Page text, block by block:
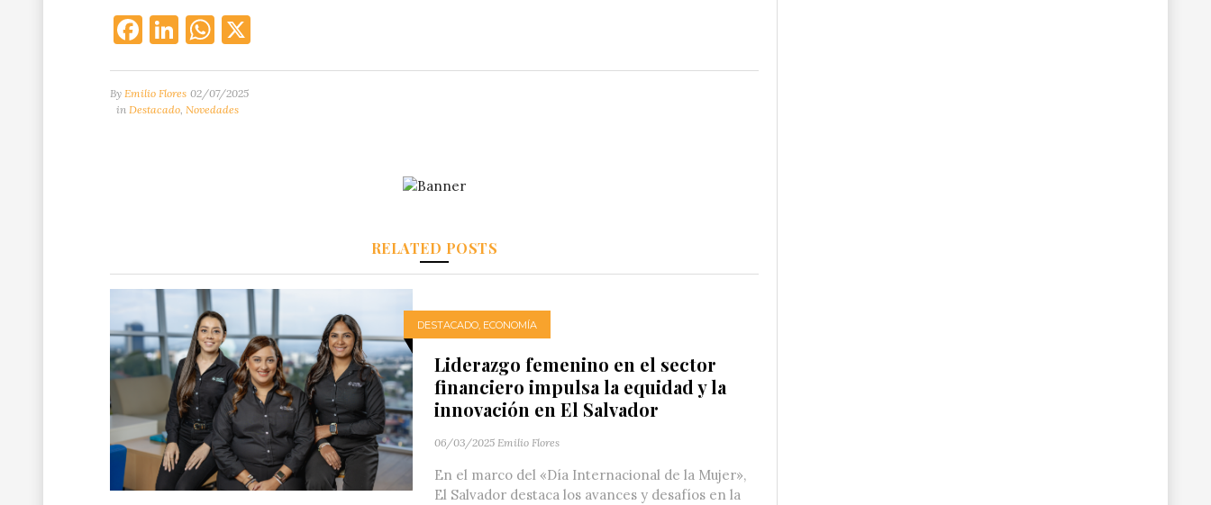
Facebook
LinkedIn
WhatsApp
By Emilio Flores 02/07/2025
in Destacado Novedades
RELATED POSTS
DESTACADO ECONOMÍA
Liderazgo femenino en el sector
financiero impulsa la equidad y la
innovación en El Salvador
06/03/2025 Emilio Flores
En el marco del «Día Internacional de la Mujer»,
El Salvador destaca los avances y desafíos en la